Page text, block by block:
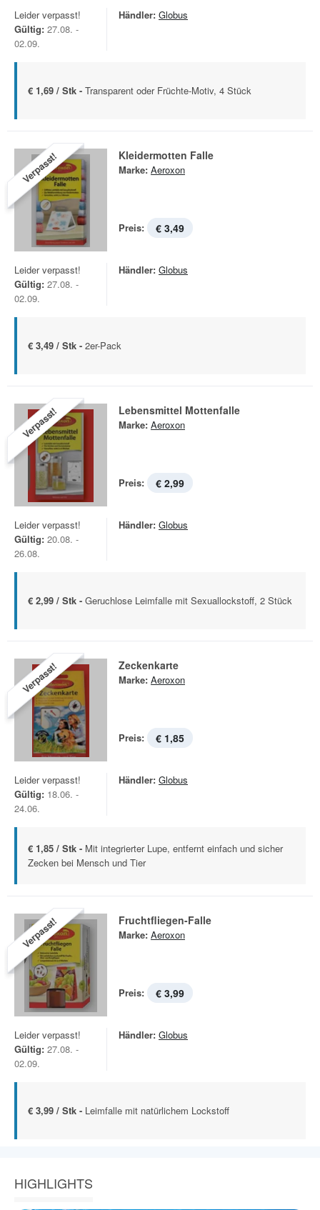
Leider verpasst!
Gültig: 27.08. -
02.09.
Händler: Globus
€ 1,69 / Stk - Transparent oder Früchte-Motiv, 4 Stück
Verpasst! Kleidermotten Falle
Marke: Aeroxon
Preis: € 3,49
Leider verpasst!
Gültig: 27.08. -
02.09.
Händler: Globus
€ 3,49 / Stk - 2er-Pack
Verpasst! Lebensmittel Mottenfalle
Marke: Aeroxon
Preis: € 2,99
Leider verpasst!
Gültig: 20.08. -
26.08.
Händler: Globus
€ 2,99 / Stk - Geruchlose Leimfalle mit Sexuallockstoff, 2 Stück
Verpasst! Zeckenkarte
Marke: Aeroxon
Preis: € 1,85
Leider verpasst!
Gültig: 18.06. -
24.06.
Händler: Globus
€ 1,85 / Stk - Mit integrierter Lupe, entfernt einfach und sicher
Zecken bei Mensch und Tier
Verpasst! Fruchtfliegen-Falle
Marke: Aeroxon
Preis: € 3,99
Leider verpasst!
Gültig: 27.08. -
02.09.
Händler: Globus
€ 3,99 / Stk - Leimfalle mit natürlichem Lockstoff
HIGHLIGHTS